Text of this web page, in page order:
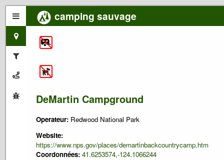
camping sauvage
DeMartin Campground
Operateur: Redwood National Park
Website:
https://www.nps.gov/places/demartinbackcountrycamp.htm
Coordonnées: 41.6253574,-124.1066244